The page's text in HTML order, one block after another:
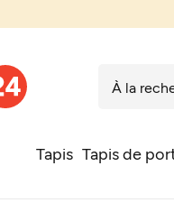
Tapis Tapis de